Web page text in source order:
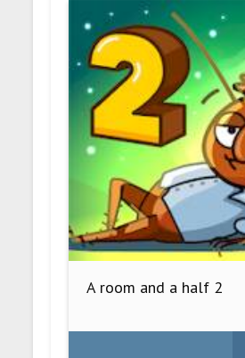
A room and a half 2